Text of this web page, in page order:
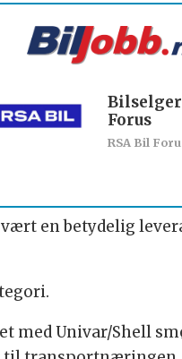
RSA Bil
Bilselger
Forus
vært en betydelig
med Univar/Shell